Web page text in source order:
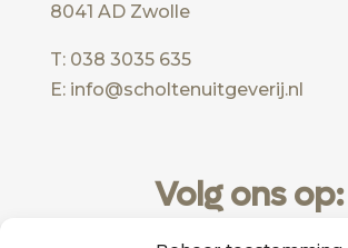
8041 AD Zwolle
T: 038 3035 635
E: info@scholtenuitgeverij.nl
Volg ons op: